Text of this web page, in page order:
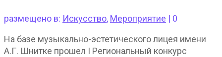
размещено в: Искусство, Мероприятие | 0
На базе музыкально-эстетического лицея имени
А.Г. Шнитке прошел I Региональный конкурс